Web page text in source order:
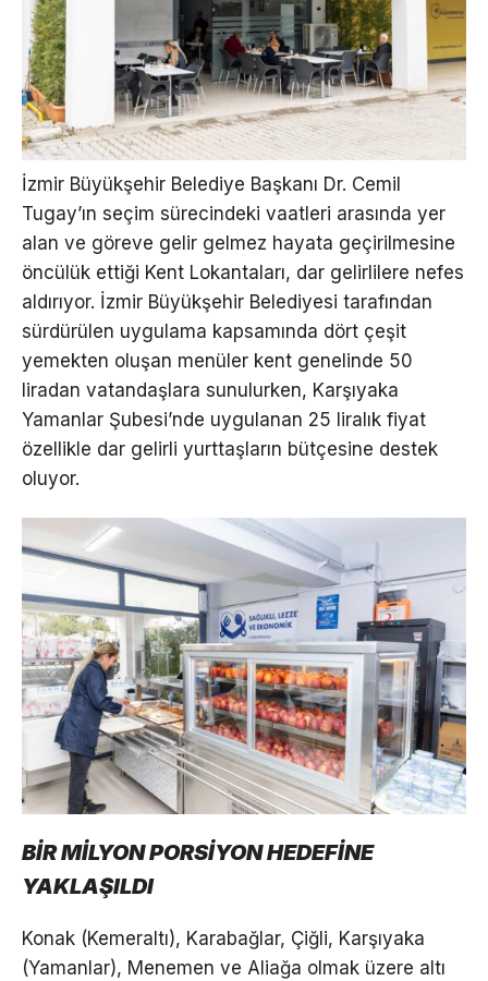
İzmir Büyükşehir Belediye Başkanı Dr. Cemil
Tugay’ın seçim sürecindeki vaatleri arasında yer
alan ve göreve gelir gelmez hayata geçirilmesine
öncülük ettiği Kent Lokantaları, dar gelirlilere nefes
aldırıyor. İzmir Büyükşehir Belediyesi tarafından
sürdürülen uygulama kapsamında dört çeşit
yemekten oluşan menüler kent genelinde 50
liradan vatandaşlara sunulurken, Karşıyaka
Yamanlar Şubesi’nde uygulanan 25 liralık fiyat
özellikle dar gelirli yurttaşların bütçesine destek
oluyor.
BİR MİLYON PORSİYON HEDEFİNE
YAKLAŞILDI
Konak (Kemeraltı), Karabağlar, Çiğli, Karşıyaka
(Yamanlar), Menemen ve Aliağa olmak üzere altı